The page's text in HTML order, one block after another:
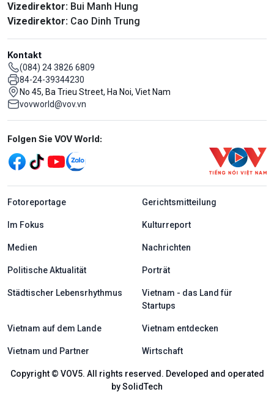
Vizedirektor: Bui Manh Hung
Vizedirektor: Cao Dinh Trung
Kontakt
(084) 24 3826 6809
84-24-39344230
No 45, Ba Trieu Street, Ha Noi, Viet Nam
vovworld@vov.vn
Mạng xã hội
Folgen Sie VOV World:
menu footer tiếng Đức
Fotoreportage Gerichtsmitteilung
Im Fokus Kulturreport
Medien Nachrichten
Politische Aktualität Porträt
Städtischer Lebensrhythmus
Vietnam - das Land für
Startups
Vietnam auf dem Lande Vietnam entdecken
Vietnam und Partner Wirtschaft
Copyright © VOV5. All rights reserved. Developed and operated
by SolidTech